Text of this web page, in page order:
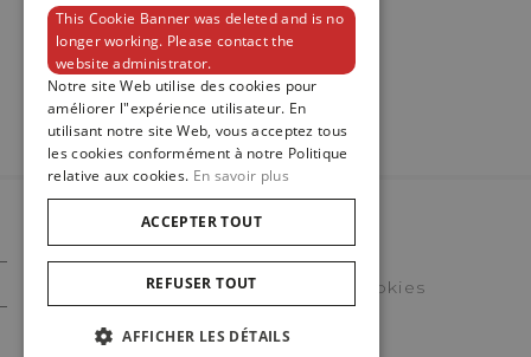
Newsletter
© 2023
Maison De Greef
Politique En Matière De Cookies
Politique Vie Privee
This Cookie Banner was deleted and is no
longer working. Please contact the
website administrator.
Notre site Web utilise des cookies pour
améliorer l"expérience utilisateur. En
utilisant notre site Web, vous acceptez tous
les cookies conformément à notre Politique
relative aux cookies. En savoir plus
ACCEPTER TOUT
REFUSER TOUT
AFFICHER LES DÉTAILS